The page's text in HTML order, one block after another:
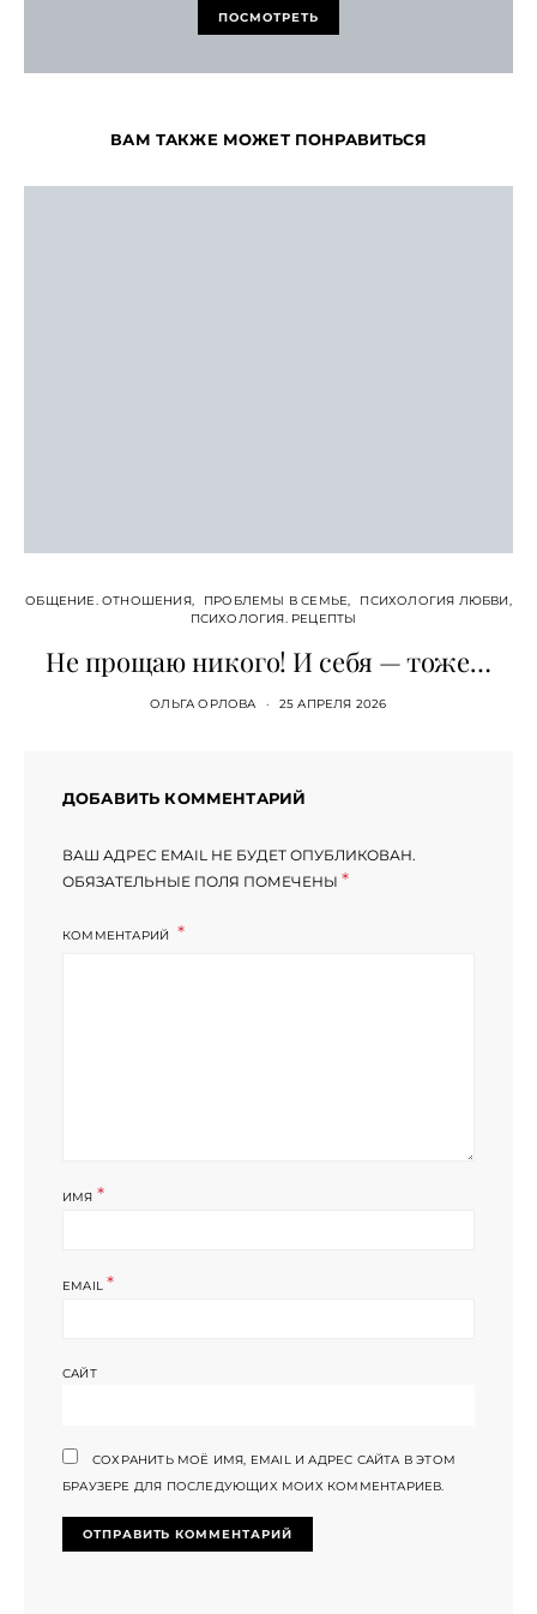
ПОСМОТРЕТЬ
ВАМ ТАКЖЕ МОЖЕТ ПОНРАВИТЬСЯ
ОБЩЕНИЕ. ОТНОШЕНИЯ ПРОБЛЕМЫ В СЕМЬЕ
ПСИХОЛОГИЯ ЛЮБВИ
ПСИХОЛОГИЯ. РЕЦЕПТЫ
Не прощаю никого! И себя — тоже…
ОЛЬГА ОРЛОВА 25 АПРЕЛЯ 2026
ДОБАВИТЬ КОММЕНТАРИЙ
ВАШ АДРЕС EMAIL НЕ БУДЕТ ОПУБЛИКОВАН.
ОБЯЗАТЕЛЬНЫЕ ПОЛЯ ПОМЕЧЕНЫ *
КОММЕНТАРИЙ
ИМЯ *
EMAIL*
САЙТ
СОХРАНИТЬ МОЁ ИМЯ, EMAIL И АДРЕС САЙТА В ЭТОМ
БРАУЗЕРЕ ДЛЯ ПОСЛЕДУЮЩИХ МОИХ КОММЕНТАРИЕВ.